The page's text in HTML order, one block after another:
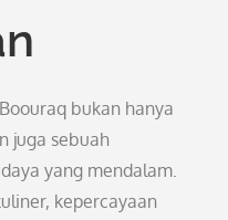
bukan hanya
juga sebuah
yang mendalam.
kepercayaan